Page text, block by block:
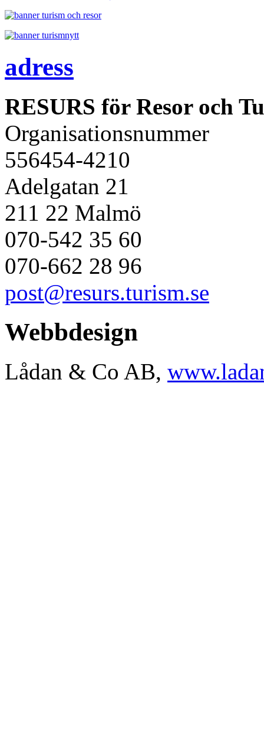
adress
RESURS för Resor och
Organisationsnummer
556454-4210
Adelgatan 21
211 22 Malmö
070-542 35 60
070-662 28 96
post@resurs.turism.se
Webbdesign
Lådan & Co AB,